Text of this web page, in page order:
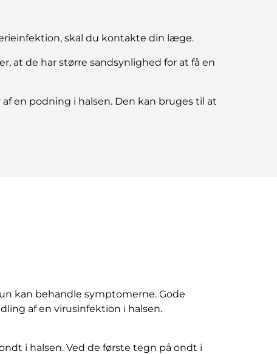
skal du kontakte din læge.
at de har større sandsynlighed for at få en
en podning i halsen. Den kan bruges til at
kan behandle symptomerne. Gode
af en virusinfektion i halsen.
i halsen. Ved de første tegn på ondt i